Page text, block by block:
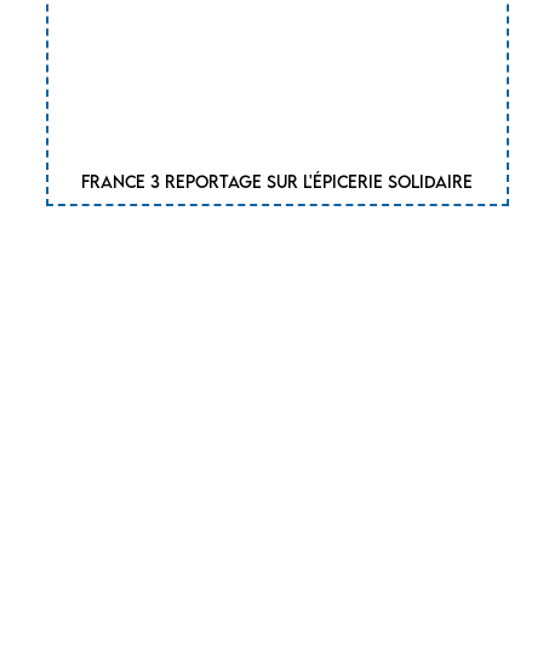
France 3 reportage sur l'épicerie solidaire